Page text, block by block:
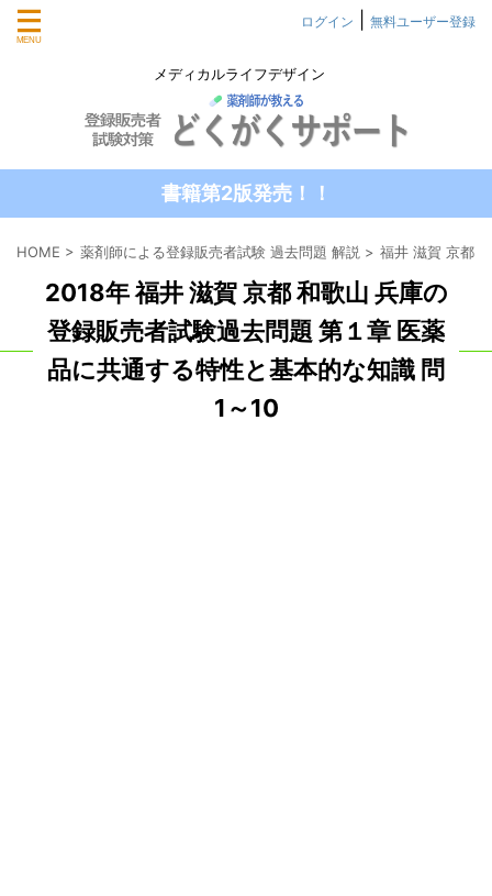
メディカルライフデザイン
ログイン 無料ユーザー登録
書籍第2版発売！！
HOME > 薬剤師による登録販売者試験 過去問題 解説 > 福井 滋賀 京都
2018年 福井 滋賀 京都 和歌山 兵庫の
登録販売者試験過去問題 第１章 医薬
品に共通する特性と基本的な知識 問
1～10